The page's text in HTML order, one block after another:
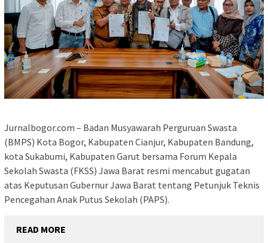
Jurnalbogor.com – Badan Musyawarah Perguruan Swasta
(BMPS) Kota Bogor, Kabupaten Cianjur, Kabupaten Bandung,
kota Sukabumi, Kabupaten Garut bersama Forum Kepala
Sekolah Swasta (FKSS) Jawa Barat resmi mencabut gugatan
atas Keputusan Gubernur Jawa Barat tentang Petunjuk Teknis
Pencegahan Anak Putus Sekolah (PAPS).
READ MORE